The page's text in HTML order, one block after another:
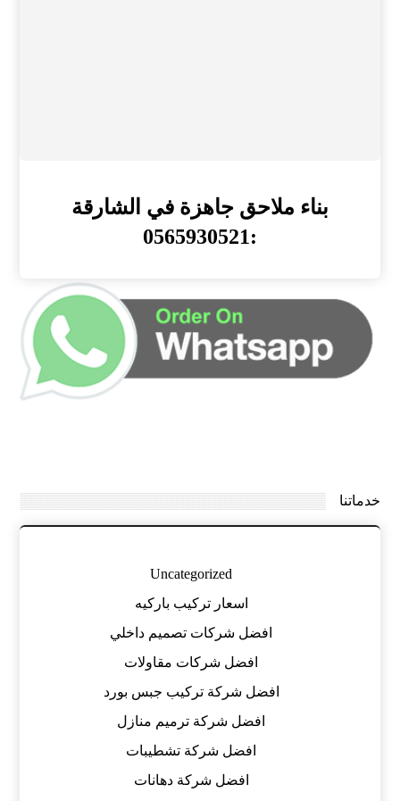
بناء ملاحق جاهزة في الشارقة
:0565930521
خدماتنا
Uncategorized
اسعار تركيب باركيه
افضل شركات تصميم داخلي
افضل شركات مقاولات
افضل شركة تركيب جبس بورد
افضل شركة ترميم منازل
افضل شركة تشطيبات
افضل شركة دهانات